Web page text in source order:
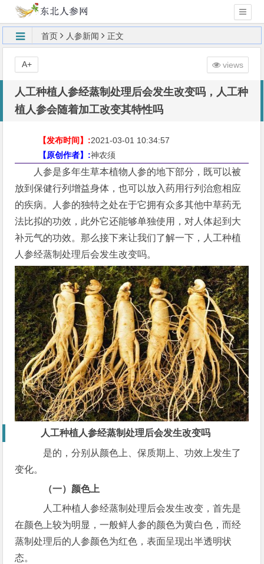
首页 人参新闻 正文
人工种植人参经蒸制处理后会发生改变吗，人工种
植人参会随着加工改变其特性吗
【发布时间】:2021-03-01 10:34:57
【原创作者】:神农须
人参是多年生草本植物人参的地下部分，既可以被
放到保健行列增益身体，也可以放入药用行列治愈相应
的疾病。人参的独特之处在于它拥有众多其他中草药无
法比拟的功效，此外它还能够单独使用，对人体起到大
补元气的功效。那么接下来让我们了解一下，人工种植
人参经蒸制处理后会发生改变吗。
人工种植人参经蒸制处理后会发生改变吗
是的，分别从颜色上、保质期上、功效上发生了
变化。
（一）颜色上
人工种植人参经蒸制处理后会发生改变，首先是
在颜色上较为明显，一般鲜人参的颜色为黄白色，而经
蒸制处理后的人参颜色为红色，表面呈现出半透明状
态。
views
A+